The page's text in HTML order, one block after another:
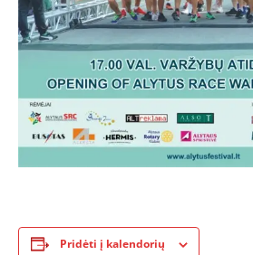
Pridėti į kalendorių